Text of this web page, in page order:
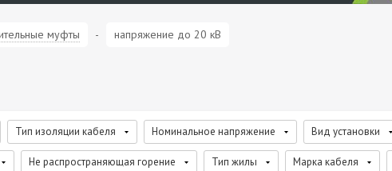
муфты - напряжение до 20 кВ
Тип изоляции кабеля Номинальное напряжение Вид установки
Не распространяющая горение Тип жилы Марка кабеля